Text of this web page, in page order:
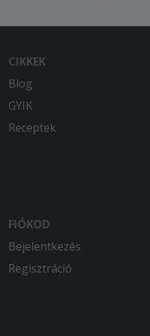
CIKKEK
Blog
GYIK
Receptek
FIÓKOD
Bejelentkezés
Regisztráció